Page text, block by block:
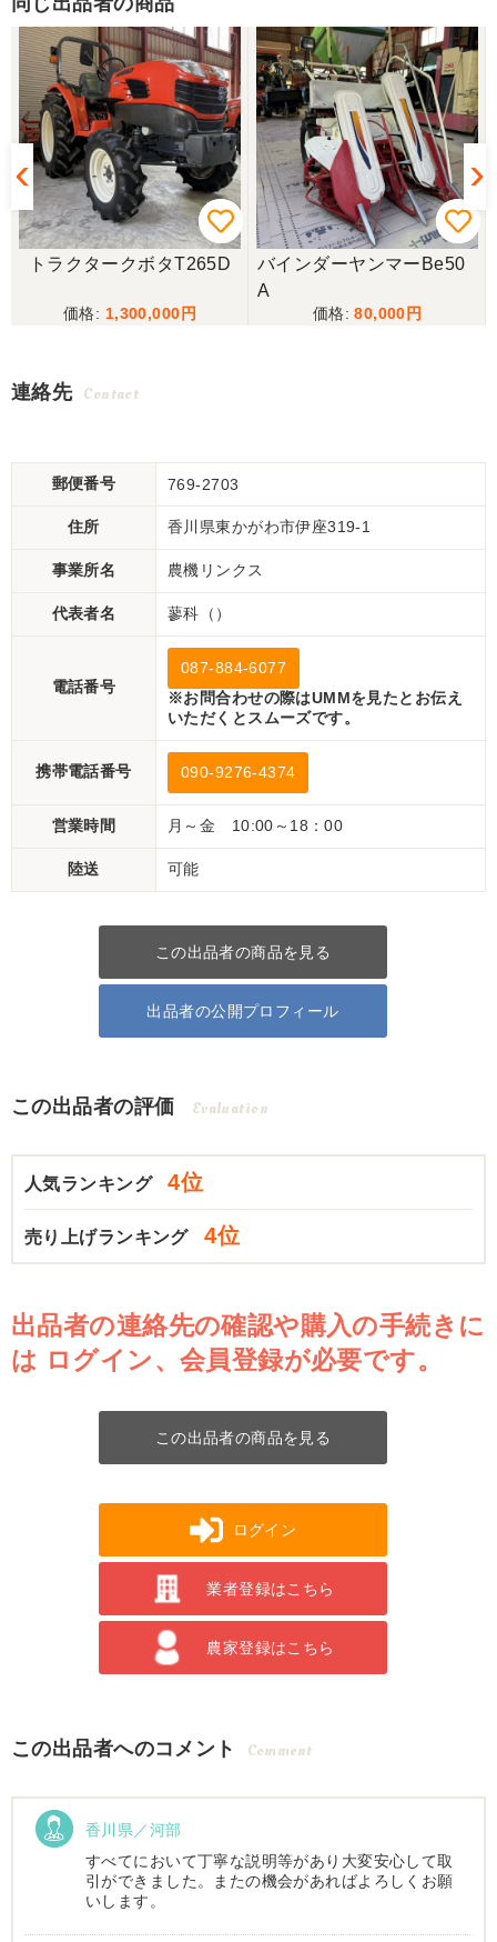
トラクタークボタT265D
1,300,000
バインダーヤンマーBe50
A
80,000
連絡先 Contact
郵便番号 769-2703
住所 香川県東かがわ市伊座319-1
事業所名 農機リンクス
代表者名 蓼科（）
電話番号
087-884-6077
※お問合わせの際はUMMを見たとお伝え
いただくとスムーズです。
携帯電話番号 090-9276-4374
営業時間 月～金 10:00～18：00
陸送 可能
この出品者の商品を見る
出品者の公開プロフィール
この出品者の評価 Evaluation
人気ランキング 4位
売り上げランキング 4位
出品者の連絡先の確認や購入の手続きに
は ログイン、会員登録が必要です。
この出品者の商品を見る
ログイン
業者登録はこちら
農家登録はこちら
この出品者へのコメント Comment
香川県／河部
すべてにおいて丁寧な説明等があり大変安心して取
引ができました。またの機会があればよろしくお願
いします。